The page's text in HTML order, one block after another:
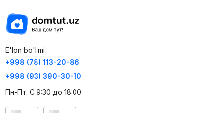
E'lon bo'limi
+998 (78) 113-20-86
+998 (93) 390-30-10
Пн-Пт. С 9:30 до 18:00